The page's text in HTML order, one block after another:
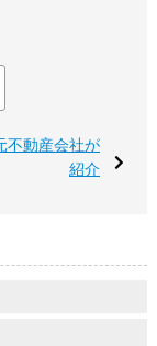
不動産会社が
紹介